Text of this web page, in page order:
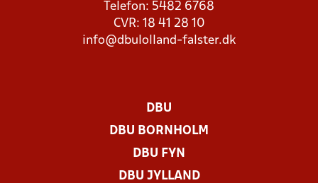
Telefon: 5482 6768
CVR: 18 41 28 10
info@dbulolland-falster.dk
DBU
DBU BORNHOLM
DBU FYN
DBU JYLLAND